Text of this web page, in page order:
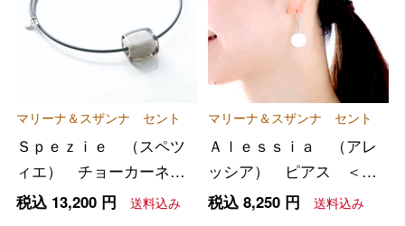
マリーナ＆スザンナ セント
Ｓｐｅｚｉｅ （スペツ
ィエ） チョーカーネッ
クレス ＜グレー
税込 13,200円 送料込み
マリーナ＆スザンナ セント
Ａｌｅｓｓｉａ （アレ
ッシア） ピアス ＜ホ
ワイト＞
税込 8,250円 送料込み